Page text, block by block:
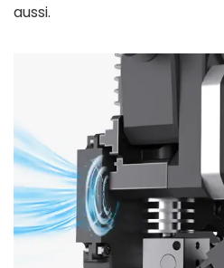
aussi.